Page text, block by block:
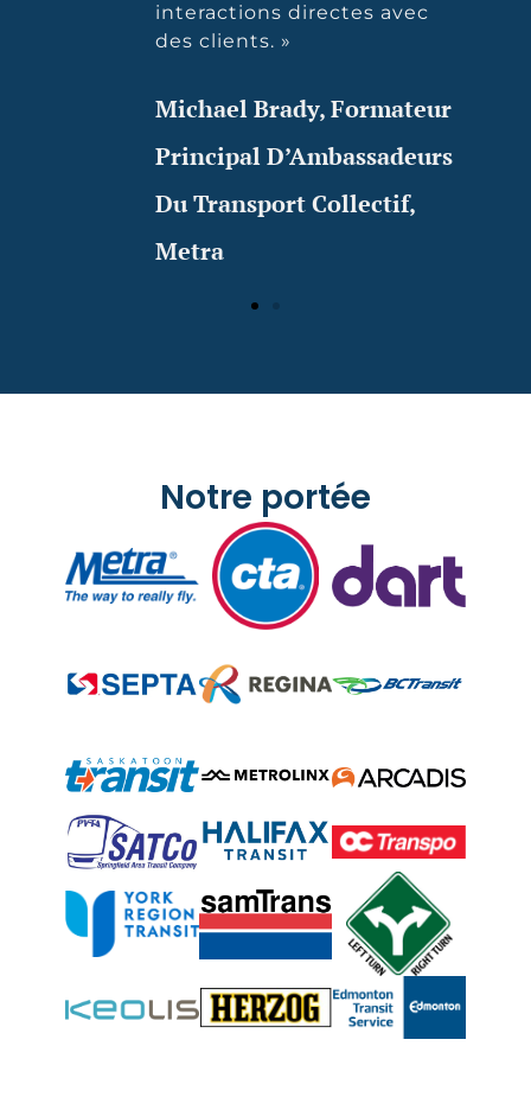
interactions directes avec
des clients. »
Michael Brady, Formateur
Principal D’Ambassadeurs
Du Transport Collectif,
Metra
Notre portée